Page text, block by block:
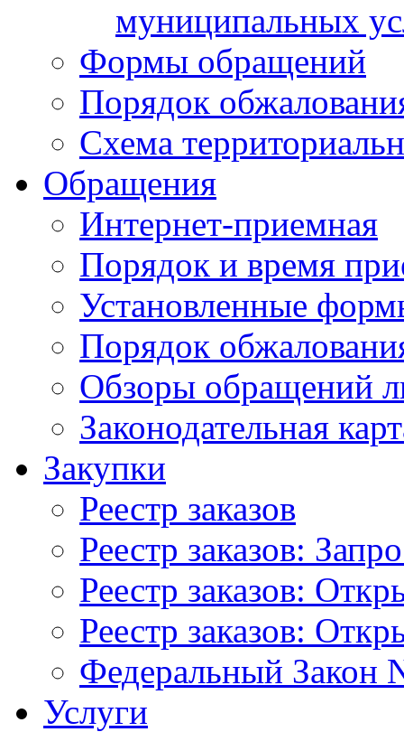
муниципальных
Формы обращений
Порядок
Схема
Обращения
Интернет-приемная
Порядок и время
Установленные
Порядок
Обзоры обращений
Законодательная
Закупки
Реестр заказов
Реестр заказов:
Реестр заказов:
Реестр заказов:
Федеральный Закон
Услуги